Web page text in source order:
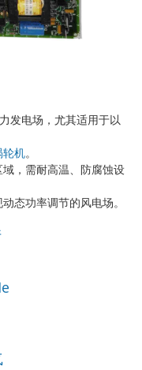
发电场，尤其适用于以
轮机。
，需耐高温、防腐蚀设
态功率调节的风电场。